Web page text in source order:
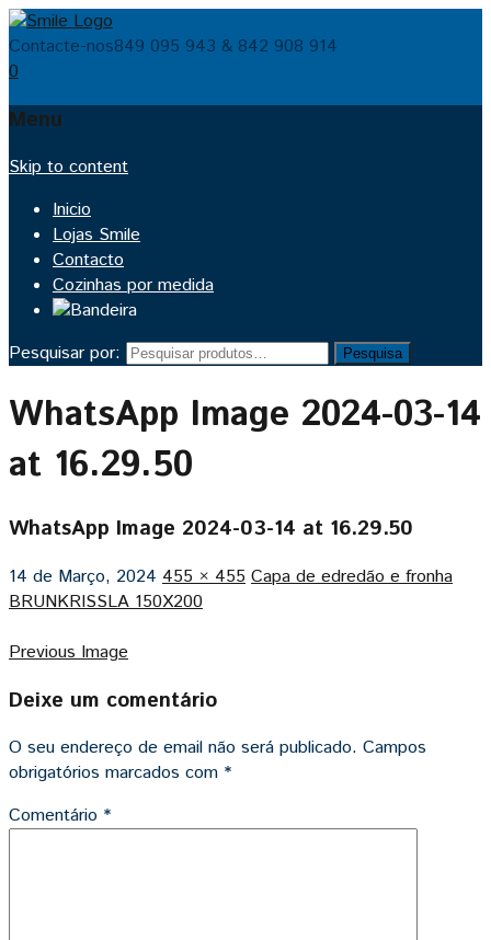
Contacte-nos849 095 943 & 842 908 914
0
Menu
Skip to content
Inicio
Lojas Smile
Contacto
Cozinhas por medida
Pesquisar por: Pesquisa
WhatsApp Image 2024-03-14
at 16.29.50
WhatsApp Image 2024-03-14 at 16.29.50
14 de Março, 2024 455 × 455 Capa de edredão e fronha
BRUNKRISSLA 150X200
Previous Image
Deixe um comentário
O seu endereço de email não será publicado. Campos
obrigatórios marcados com *
Comentário *